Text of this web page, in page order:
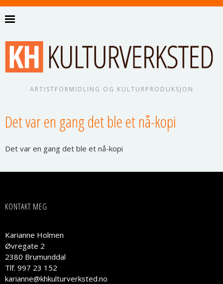
ARTISTFORMIDLING OG KULTURPRODUKSJON
Det var en gang det ble et nå-kopi
Det var en gang det ble et nå-kopi
KONTAKT MEG
Karianne Holmen
Øvregate 2
2380 Brumunddal
Tlf. 997 23 152
karianne@khkulturverksted.no